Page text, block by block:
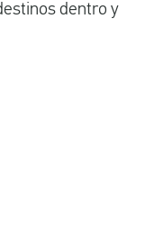
dentro y